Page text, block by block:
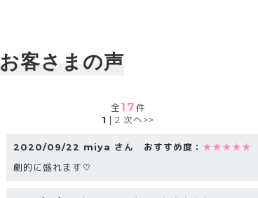
お客さまの声
全 17 件
1
|2 次へ>>
2020/09/22 miya さん おすすめ度： ★★★★★
劇的に盛れます♡